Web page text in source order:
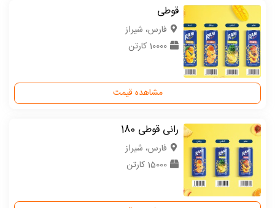
قوطی
فارس، شیراز
10000 کارتن
مشاهده قیمت
رانی قوطی 180
فارس، شیراز
15000 کارتن